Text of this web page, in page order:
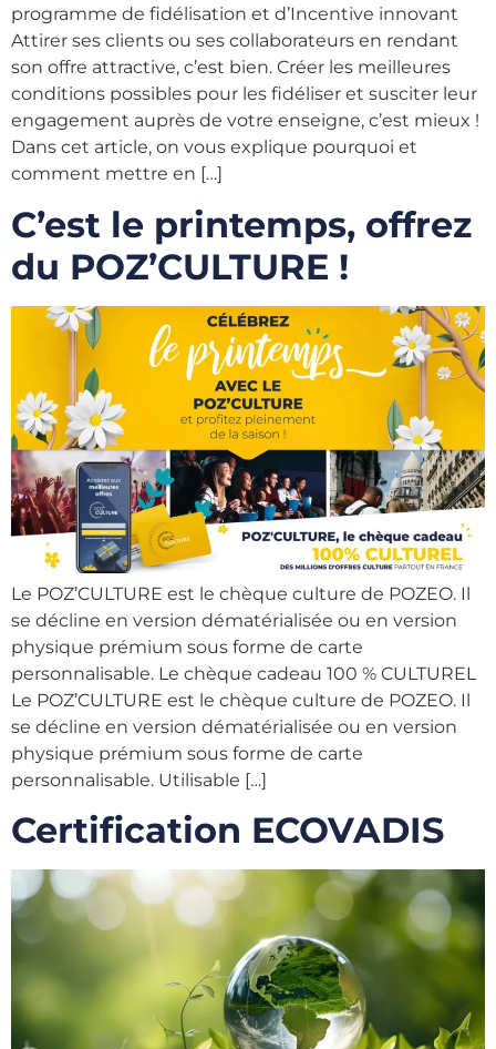
programme de fidélisation et d’Incentive innovant
Attirer ses clients ou ses collaborateurs en rendant
son offre attractive, c’est bien. Créer les meilleures
conditions possibles pour les fidéliser et susciter leur
engagement auprès de votre enseigne, c’est mieux !
Dans cet article, on vous explique pourquoi et
comment mettre en […]
C’est le printemps, offrez
du POZ’CULTURE !
Le POZ’CULTURE est le chèque culture de POZEO. Il
se décline en version dématérialisée ou en version
physique prémium sous forme de carte
personnalisable. Le chèque cadeau 100 % CULTUREL
Le POZ’CULTURE est le chèque culture de POZEO. Il
se décline en version dématérialisée ou en version
physique prémium sous forme de carte
personnalisable. Utilisable […]
Certification ECOVADIS